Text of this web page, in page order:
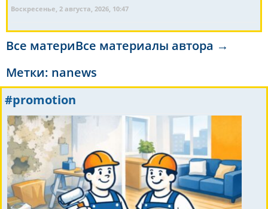
Воскресенье, 2 августа, 2026, 10:47
Все материВсе материалы автора →
Метки: nanews
#promotion